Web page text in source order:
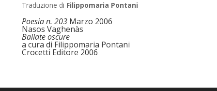
Traduzione di Filippomaria Pontani
Poesia n. 203 Marzo 2006
Nasos Vaghenàs
Ballate oscure
a cura di Filippomaria Pontani
Crocetti Editore 2006